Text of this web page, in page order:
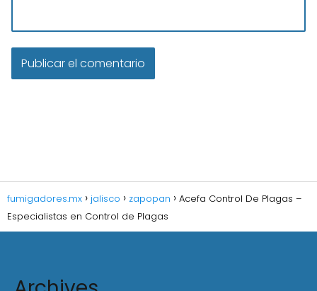
fumigadores.mx jalisco zapopan
Acefa Control De Plagas –
Especialistas en Control de Plagas